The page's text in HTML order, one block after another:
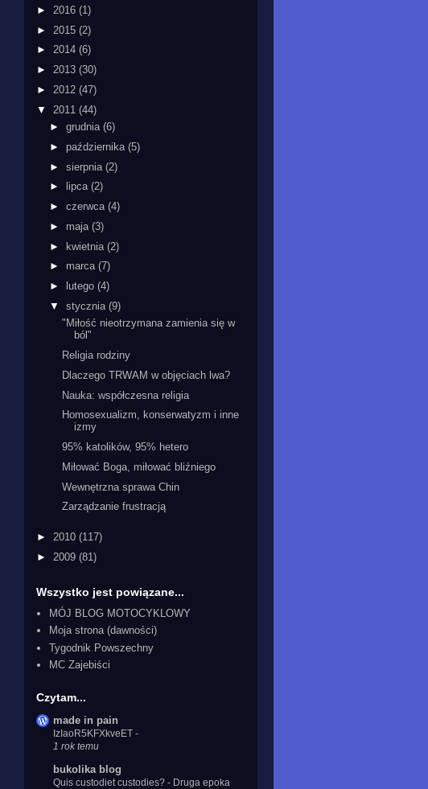
► 2016 (1)
► 2015 (2)
► 2014 (6)
► 2013 (30)
► 2012 (47)
▼ 2011 (44)
► grudnia (6)
► października (5)
► sierpnia (2)
►
lipca (2)
► czerwca (4)
► maja (3)
► kwietnia (2)
► marca (7)
►
lutego (4)
▼ stycznia (9)
"Miłość nieotrzymana zamienia się w
ból"
Religia rodziny
Dlaczego TRWAM w objęciach lwa?
Nauka: współczesna religia
Homosexualizm, konserwatyzm i inne
izmy
95% katolików, 95% hetero
Miłować Boga, miłować bliźniego
Wewnętrzna sprawa Chin
Zarządzanie frustracją
► 2010 (117)
► 2009 (81)
Wszystko jest powiązane...
MÓJ BLOG MOTOCYKLOWY
Moja strona (dawności)
Tygodnik Powszechny
MC Zajebiści
Czytam...
made in pain
IzIaoR5KFXkveET -
1 rok temu
bukolika blog
Quis custodiet custodies? - Druga epoka